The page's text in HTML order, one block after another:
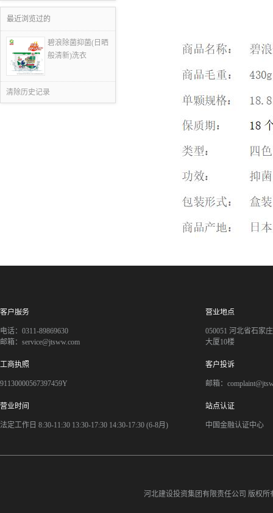
最近浏览过的
碧浪除菌抑菌(日晒
般清新)洗衣
清除历史记录
客户服务
电话：0311-89869630
邮箱：service@jtsww.com
营业地点
050051 河北省石家
大厦10楼
工商执照
91130000567397459Y
客户投诉
邮箱：
营业时间
法定工作日 8:30-11:30 13:30-17:30 14:30-17:30 (6-8月)
站点认证
中国金融认证中心
河北建设投资集团有限责任公司 版权所